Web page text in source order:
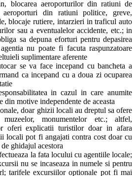
blocarea aeroporturilor din ratiuni de
aeroporturi din ratiuni politice, greve,
blocaje rutiere, intarzieri in traficul auto
sau a eventualelor accidente, etc.; in
sa depuna eforturi pentru depasirea
nu poate fi facuta raspunzatoare
suplimentare aferente
se va face incepand cu bancheta a
ca incepand cu a doua zi ocuparea
in cazul in care anumite
motive independente de aceasta
doar ghizii locali au dreptul sa ofere
monumentelor etc.; altfel,
oferi explicatii turistilor doar in afara
locali pot fi angajati contra cost doar cu
ghidajul acestora
la fata locului cu agentiile locale;
nu se incaseaza in numele si pentru
tarifele excursiilor optionale pot fi mai